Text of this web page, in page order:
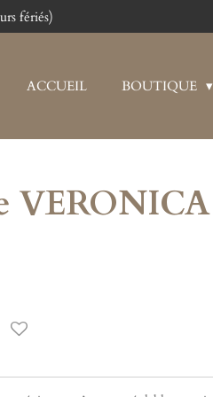
fériés)
ACCUEIL BOUTIQUE